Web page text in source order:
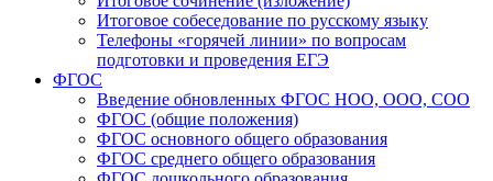
Итоговое собеседование по русскому языку
Телефоны «горячей линии» по вопросам
подготовки и проведения ЕГЭ
ФГОС
Введение обновленных ФГОС НОО, ООО, СОО
ФГОС (общие положения)
ФГОС основного общего образования
ФГОС среднего общего образования